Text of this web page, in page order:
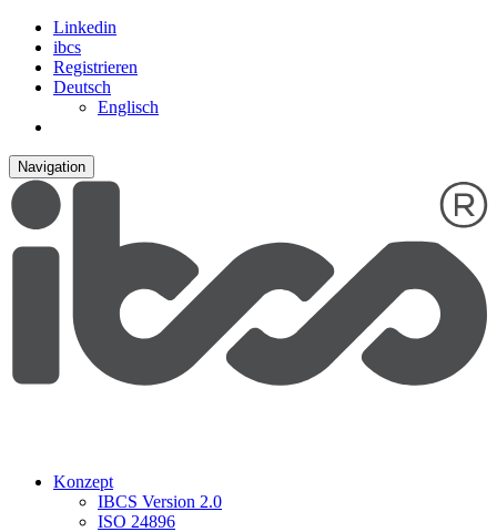
Linkedin
ibcs
Registrieren
Deutsch
Englisch
Navigation
Konzept
IBCS Version 2.0
ISO 24896